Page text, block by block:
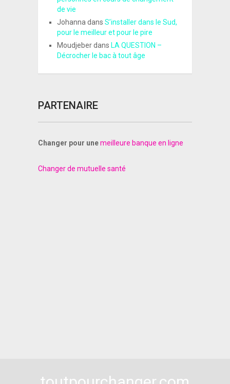
de vie
Johanna dans S’installer dans le Sud,
pour le meilleur et pour le pire
Moudjeberdans LA QUESTION –
Décrocher le bac à tout âge
PARTENAIRE
Changer pour unemeilleure banque en ligne
Changer de mutuelle santé